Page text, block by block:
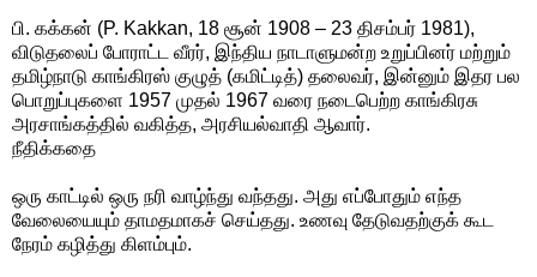
பி. கக்கன் (P. Kakkan, 18 சூன் 1908 – 23 திசம்பர் 1981),
விடுதலைப் போராட்ட வீரர், இந்திய நாடாளுமன்ற உறுப்பினர் மற்றும்
தமிழ்நாடு காங்கிரஸ் குழுத் (கமிட்டித்) தலைவர், இன்னும் இதர பல
பொறுப்புகளை 1957 முதல் 1967 வரை நடைபெற்ற காங்கிரசு
அரசாங்கத்தில் வகித்த, அரசியல்வாதி ஆவார்.
நீதிக்கதை
ஒரு காட்டில் ஒரு நரி வாழ்ந்து வந்தது. அது எப்போதும் எந்த
வேலையையும் தாமதமாகச் செய்தது. உணவு தேடுவதற்குக் கூட
நேரம் கழித்து கிளம்பும்.